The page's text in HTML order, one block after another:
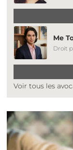
Me
Droit
Voir tous les